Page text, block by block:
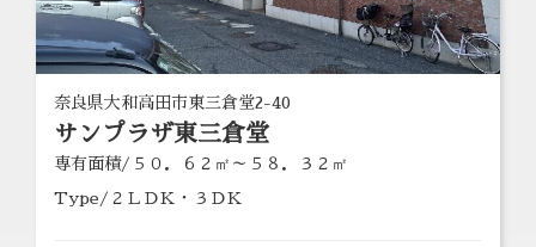
奈良県大和高田市東三倉堂2-40
サンプラザ東三倉堂
専有面積/５０．６２㎡～５８．３２㎡
Type/２ＬＤＫ・３ＤＫ